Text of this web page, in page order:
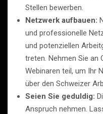
Stellen bewerben.
Netzwerk aufbauen:
und professionelle
und potenziellen
treten. Nehmen Sie an
Webinaren teil, um Ihr
über den Schweizer
Seien Sie geduldig:
Anspruch nehmen.